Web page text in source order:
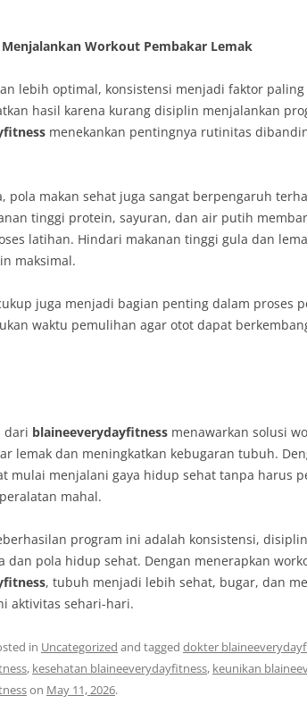
Workout Pembakar Lemak
lebih optimal, konsistensi menjadi faktor
hasil karena kurang disiplin menjalankan
menekankan pentingnya rutinitas
pola makan sehat juga sangat berpengaruh
tinggi protein, sayuran, dan air putih
latihan. Hindari makanan tinggi gula dan
maksimal.
juga menjadi bagian penting dalam proses
waktu pemulihan agar otot dapat
dari blaineeverydayfitness menawarkan solusi
lemak dan meningkatkan kebugaran tubuh.
mulai menjalani gaya hidup sehat tanpa harus
mahal.
program ini adalah konsistensi,
dan pola hidup sehat. Dengan menerapkan
, tubuh menjadi lebih sehat, bugar, dan
aktivitas sehari-hari.
in Uncategorized and tagged dokter
, kesehatan blaineeverydayfitness, keunikan
on May 11, 2026.